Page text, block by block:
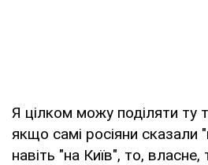
Я цілком можу поділяти ту
якщо самі росіяни сказали
навіть "на Київ", то, власне,